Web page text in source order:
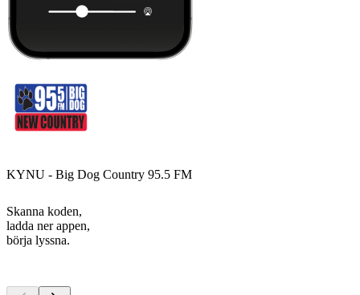
KYNU - Big Dog Country 95.5 FM
Skanna koden,
ladda ner appen,
börja lyssna.